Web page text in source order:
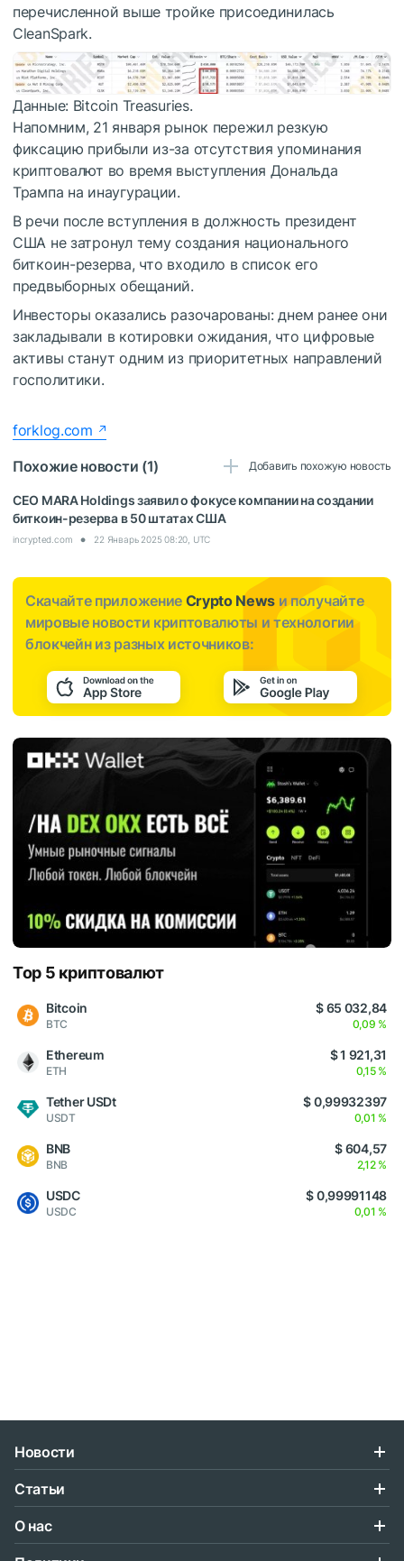
перечисленной выше тройке присоединилась
CleanSpark.
Данные: Bitcoin Treasuries.
Напомним, 21 января рынок пережил резкую
фиксацию прибыли из-за отсутствия упоминания
криптовалют во время выступления Дональда
Трампа на инаугурации.
В речи после вступления в должность президент
США не затронул тему создания национального
биткоин-резерва, что входило в список его
предвыборных обещаний.
Инвесторы оказались разочарованы: днем ранее они
закладывали в котировки ожидания, что цифровые
активы станут одним из приоритетных направлений
госполитики.
forklog.com
Похожие новости (1)
Добавить похожую новость
CEO MARA Holdings заявил о фокусе компании на создании
биткоин-резерва в 50 штатах США
incrypted.com 22 Январь 2025 08:20, UTC
Скачайте приложение Crypto News и получайте
мировые новости криптовалюты и технологии
блокчейн из разных источников:
Top 5 криптовалют
Bitcoin
BTC
$ 65 032,84
0,09 %
Ethereum
ETH
$ 1 921,31
0,15 %
Tether USDt
USDT
$ 0,99932397
0,01 %
BNB
BNB
$ 604,57
2,12 %
USDC
USDC
$ 0,99991148
0,01 %
Новости
Статьи
О нас